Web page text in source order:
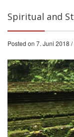
Spiritual and
Posted on 7. Juni 2018 /